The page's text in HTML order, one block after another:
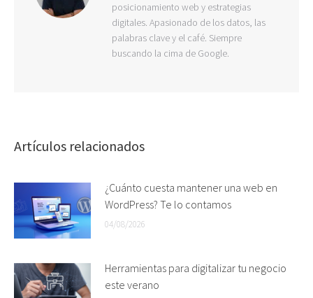
posicionamiento web y estrategias
digitales. Apasionado de los datos, las
palabras clave y el café. Siempre
buscando la cima de Google.
Artículos relacionados
¿Cuánto cuesta mantener una web en
WordPress? Te lo contamos
04/08/2026
Herramientas para digitalizar tu negocio
este verano